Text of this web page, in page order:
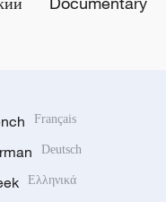
Français
Deutsch
Ελληνικά